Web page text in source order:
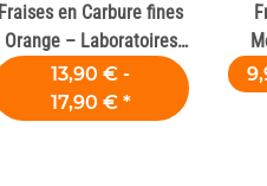
Fraises en Carbure fines
Orange – Laboratoires
Dentaires
13,90 € -
17,90 € *